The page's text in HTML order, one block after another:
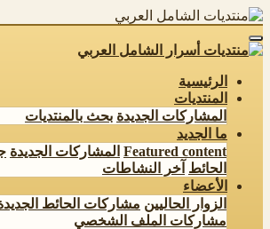
الرئيسية
المنتديات
المشاركات الجديدة بحث بالمنتديات
ما الجديد
Featured content المشاركات الجديدة
الحائط آخر النشاطات
الأعضاء
الزوار الحاليين مشاركات الحائط
مشاركات الملف الشخصي